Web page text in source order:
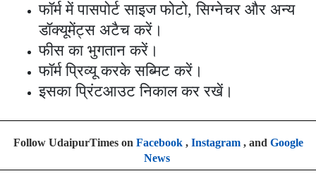
फॉर्म में पासपोर्ट साइज फोटो, सिग्नेचर और अन्य
डॉक्यूमेंट्स अटैच करें।
फीस का भुगतान करें।
फॉर्म प्रिव्यू करके सब्मिट करें।
इसका प्रिंटआउट निकाल कर रखें।
Follow UdaipurTimes on Facebook, Instagram, and Google
News